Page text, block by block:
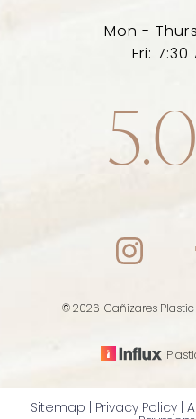
Mon -
Fri: 7:30
5.0
© 2026Cañizares Plastic
Sitemap Privacy Policy|